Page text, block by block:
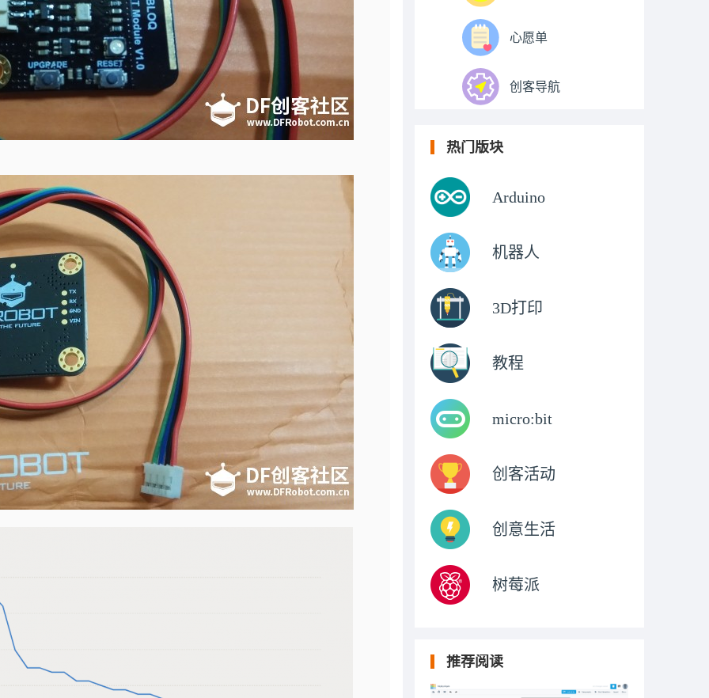
心愿单
创客导航
热门版块
Arduino
机器人
3D打印
教程
micro:bit
创客活动
创意生活
树莓派
推荐阅读